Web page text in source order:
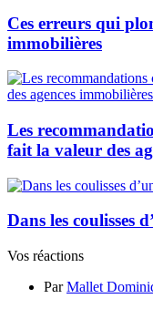
Ces erreurs qui
immobilières
Les
fait la valeur des
Dans les coulisses
Vos réactions
ParMallet